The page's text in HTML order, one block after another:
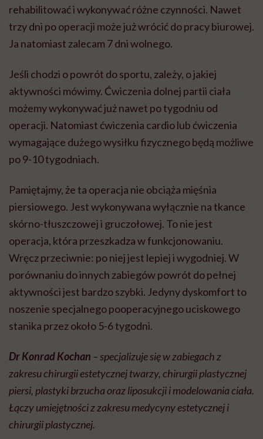
rehabilitować i wykonywać różne czynności. Nawet
trzy dni po operacji może już wrócić do pracy biurowej.
Ja natomiast zalecam 7 dni wolnego.
Jeśli chodzi o powrót do sportu, zależy, o jakiej
aktywności mówimy. Ćwiczenia dolnej partii ciała
możemy wykonywać już nawet po tygodniu od
operacji. Natomiast ćwiczenia cardio lub ćwiczenia
wymagające dużego wysiłku fizycznego będą możliwe
po 9-10 tygodniach.
Pamiętajmy, że ta operacja nie obciąża mięśnia
piersiowego. Jest wykonywana wyłącznie na tkance
skórno-tłuszczowej i gruczołowej. To nie jest
operacja, która przeszkadza w funkcjonowaniu.
Wręcz przeciwnie: po niej jest lepiej i wygodniej. W
porównaniu do innych zabiegów powrót do pełnej
aktywności jest bardzo szybki. Jedyny dyskomfort to
noszenie specjalnego pooperacyjnego uciskowego
stanika przez około 5-6 tygodni.
Dr Konrad Kochan – specjalizuje się w zabiegach z
zakresu chirurgii estetycznej twarzy, chirurgii plastycznej
piersi, plastyki brzucha oraz liposukcji i modelowania ciała.
Łączy umiejętności z zakresu medycyny estetycznej i
chirurgii plastycznej.